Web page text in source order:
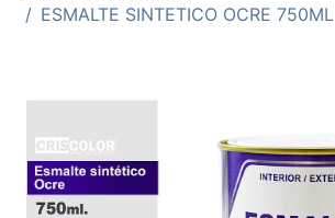
ESMALTE SINTETICO OCRE 750ML